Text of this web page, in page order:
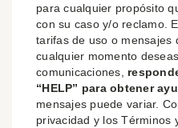
para cualquier propósito
con su caso y/o reclamo.
tarifas de uso o mensajes
cualquier momento
comunicaciones,
“HELP” para obtener
mensajes puede variar.
privacidad y los Términos